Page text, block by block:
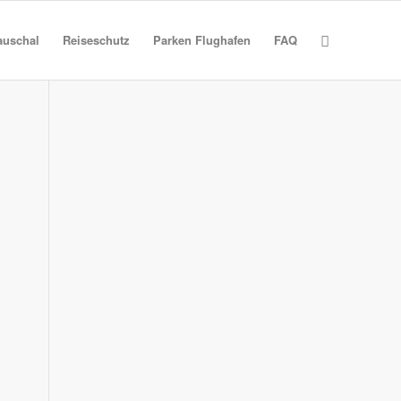
Reiseschutz Parken Flughafen FAQ